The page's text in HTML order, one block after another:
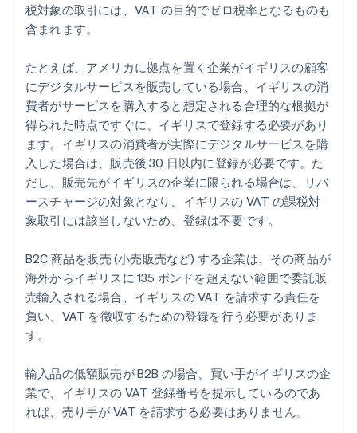
税対象の取引には、VAT の目的でゼロ税率となるものも
含まれます。
たとえば、アメリカに拠点を置く企業がイギリスの顧客
にデジタルサービスを販売している場合、イギリスの消
費者がサービスを購入すると想定される合理的な根拠が
得られた時点ですぐに、イギリスで登録する必要があり
ます。イギリスの消費者が実際にデジタルサービスを購
入した場合は、販売後 30 日以内に登録が必要です。た
だし、販売先がイギリスの企業に限られる場合は、リバ
ースチャージの対象となり、イギリスの VAT の課税対
象取引には該当しないため、登録は不要です。
B2C 商品を販売 (小売販売など) する企業は、その商品が
海外からイギリスに 135 ポンドを超えない範囲で委託販
売輸入される場合、イギリスの VAT を請求する責任を
負い、VAT を徴収するための登録を行う必要がありま
す。
輸入品の低額販売が B2B の場合、買い手がイギリスの企
業で、イギリスの VAT 登録番号を提示しているのであ
れば、売り手が VAT を請求する必要はありません。